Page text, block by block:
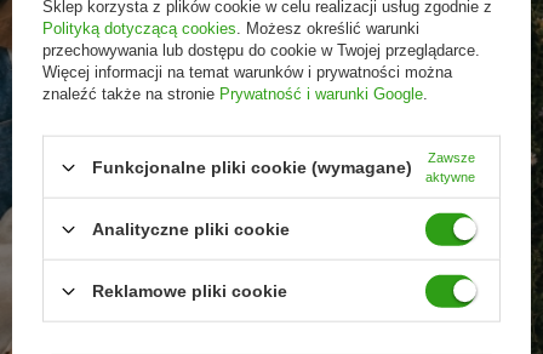
Promocje tylko dla
Nowości przed
Rezygnacja w każdej
Sklep korzysta z plików cookie w celu realizacji usług zgodnie z
Polityką dotyczącą cookies . Możesz określić warunki
przechowywania lub dostępu do cookie w Twojej przeglądarce.
Więcej informacji na temat warunków i prywatności można
znaleźć także na stronie Prywatność i warunki Google
Funkcjonalne pliki cookie (wymagane)
Zawsze
aktywne
Analityczne pliki cookie
Reklamowe pliki cookie